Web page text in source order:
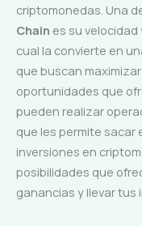
criptomonedas. Una
Chain es su
cual la convierte en
que buscan
oportunidades que
pueden realizar
que les permite sacar
inversiones en
posibilidades que
ganancias y llevar tus